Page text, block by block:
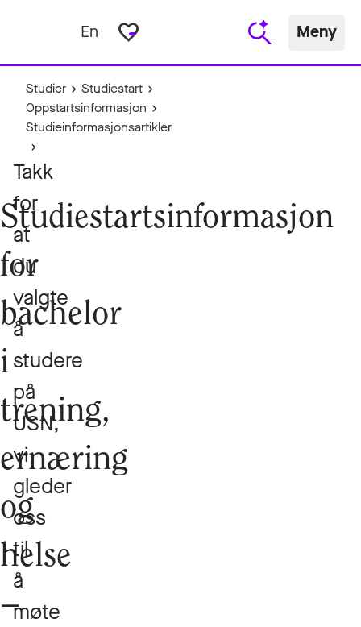
En favorite_border Meny
Studier
Studiestart
Oppstartsinformasjon
Studieinformasjonsartikler
Studiestartsinformasjon
for
bachelor
i
trening,
ernæring
og
helse
–
Takk
for
at
du
valgte
å
studere
på
USN,
vi
gleder
oss
til
å
møte